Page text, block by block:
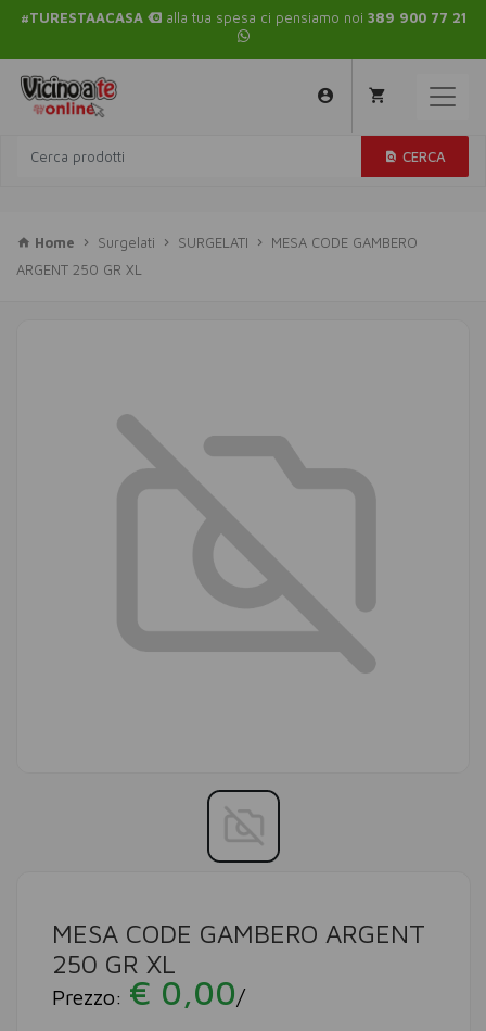
#TURESTAACASA alla tua spesa ci pensiamo noi 389 900 77 21
CERCA
Home Surgelati SURGELATI
MESA CODE GAMBERO
ARGENT 250 GR XL
MESA CODE GAMBERO ARGENT
250 GR XL
Prezzo: € 0,00/